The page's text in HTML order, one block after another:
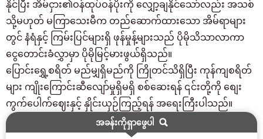
နိုင်ပြီး အိမ်ငှား၏ဝန်ထုပ်ဝန်ပိုးကို လျှော့ချနိုင်သော်လည်း အသစ်
သို့မဟုတ် မကြာသေးမီက တည်ဆောက်ထားသော အိမ်ရာများ
တွင် နံရံနှင့် ကြမ်းပြင်များရှိ ဖုန်မှုန့်များသည် ပိုမိုသိသာလာကာ
ငွေတောင်းခံလွှာမှာ ပိုမိုမြင့်မားဖွယ်ရှိသည်။
ပြောင်းရွှေ့စရိတ် မည်မျှရှိမည်ကို ကြိုတင်သိရှိပြီး ကုန်ကျစရိတ်
များ ကျိုးကြောင်းဆီလျော်မှုရှိမရှိ စစ်ဆေးရန် ၎င်းတို့ကို စျေး
ကွက်ပေါက်ဈေးနှင့် နှိုင်းယှဉ်ကြည့်ရန် အရေးကြီးပါသည်။
အခန်းကိုရှာဖွေပါ